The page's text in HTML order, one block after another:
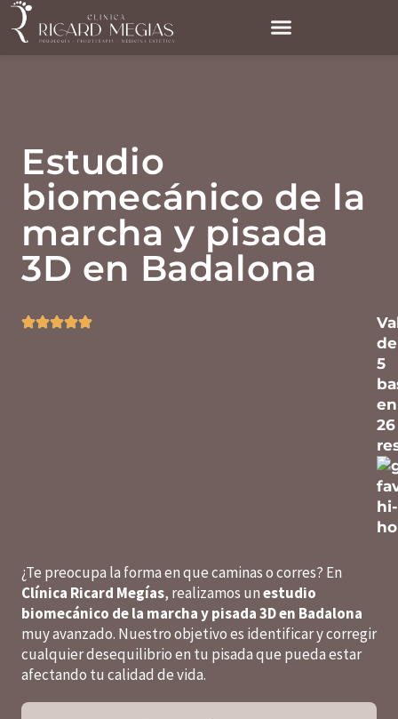
Estudio
biomecánico de la
marcha y pisada
3D en Badalona
de
5
en
26
¿Te preocupa la forma en que caminas o corres? En
Clínica Ricard Megías, realizamos unestudio
biomecánico de la marcha y pisada 3D en Badalona
muy avanzado. Nuestro objetivo es identificar y corregir
cualquier desequilibrio en tu pisada que pueda estar
afectando tu calidad de vida.